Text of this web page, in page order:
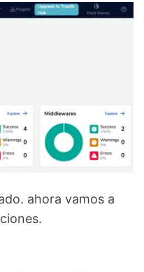
ahora vamos a